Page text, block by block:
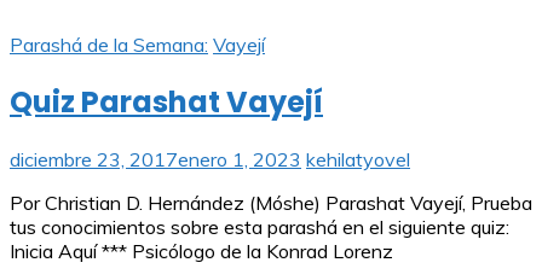
Parashá de la Semana: Vayejí
Quiz Parashat Vayejí
diciembre 23, 2017enero 1, 2023 kehilatyovel
Por Christian D. Hernández (Móshe) Parashat Vayejí, Prueba
tus conocimientos sobre esta parashá en el siguiente quiz:
Inicia Aquí *** Psicólogo de la Konrad Lorenz